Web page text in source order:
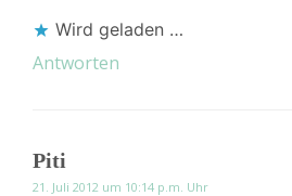
Wird geladen …
Antworten
Piti
21. Juli 2012 um 10:14 p.m. Uhr